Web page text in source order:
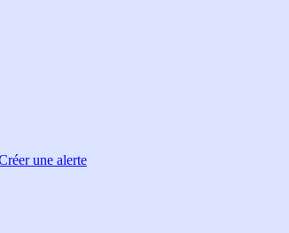
une alerte